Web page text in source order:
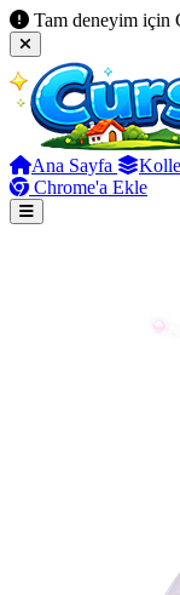
Tam deneyim için
Ana Sayfa
Chrome'a Ekle